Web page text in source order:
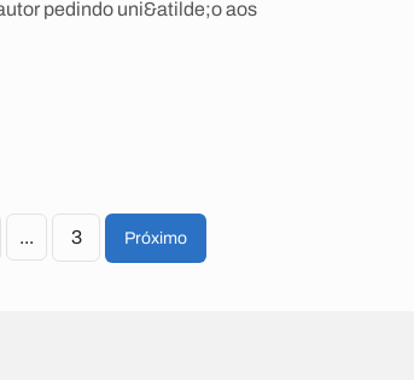
pedindo uni&atilde;o aos
... 3 Próximo